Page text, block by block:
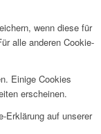
wenn diese für
alle anderen Cookie-
Einige Cookies
erscheinen.
Erklärung auf unserer